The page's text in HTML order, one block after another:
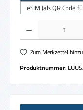
eSIM (als QR Code
Produkt Anzahl: Gib den
Zum Merkzettel
Produktnummer: